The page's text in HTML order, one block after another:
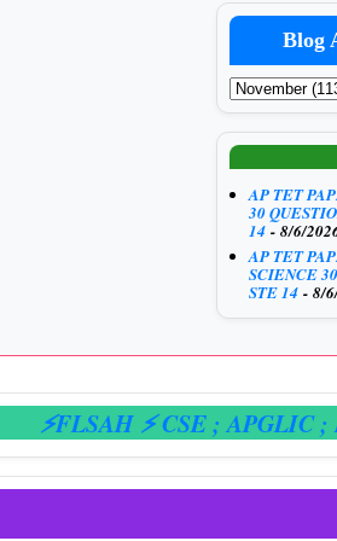
Blog
AP TET
30
14 - 8/6/
AP TET
SCIENCE
STE 14 - 8/
⚡FLSAH ⚡ CSE; APGLIC; E-